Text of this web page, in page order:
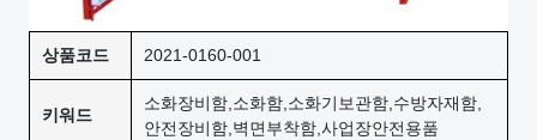
상품코드 2021-0160-001
키워드
소화장비함,소화함,소화기보관함,수방자재함,
안전장비함,벽면부착함,사업장안전용품